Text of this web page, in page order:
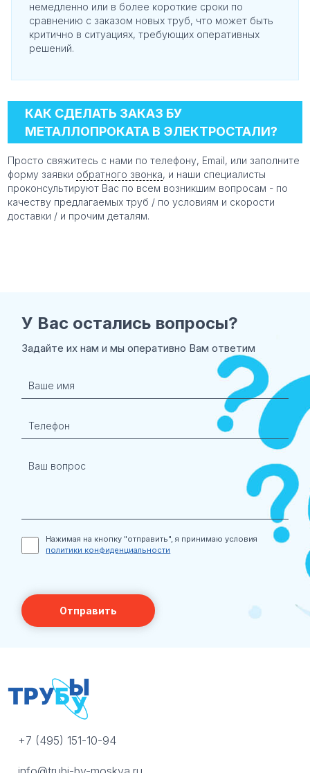
немедленно или в более короткие сроки по
сравнению с заказом новых труб, что может быть
критично в ситуациях, требующих оперативных
решений.
КАК СДЕЛАТЬ ЗАКАЗ БУ
МЕТАЛЛОПРОКАТА В ЭЛЕКТРОСТАЛИ?
Просто свяжитесь с нами по телефону, Email, или заполните
форму заявки обратного звонка, и наши специалисты
проконсультируют Вас по всем возникшим вопросам - по
качеству предлагаемых труб / по условиям и скорости
доставки / и прочим деталям.
У Вас остались вопросы?
Задайте их нам и мы оперативно Вам ответим
Нажимая на кнопку "отправить", я принимаю условия
политики конфиденциальности
+7 (495) 151-10-94